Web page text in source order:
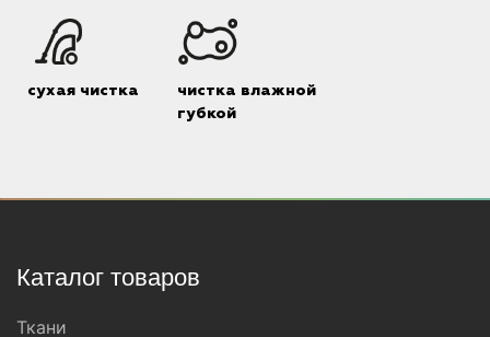
сухая чистка
чистка влажной
губкой
Каталог товаров
Ткани